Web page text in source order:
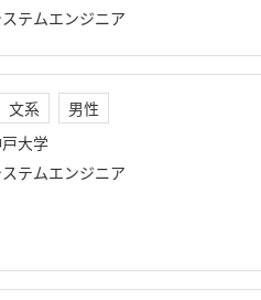
テムエンジニア
文系
男性
大学
テムエンジニア